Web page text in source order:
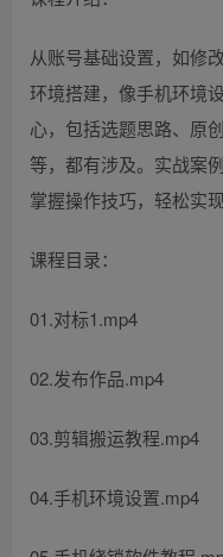
从账号基础设置，如修
环境搭建，像手机环境
心，包括选题思路、原
等，都有涉及。实战案
掌握操作技巧，轻松实
课程目录：
01.对标1.mp4
02.发布作品.mp4
03.剪辑搬运教程.mp4
04.手机环境设置.mp4